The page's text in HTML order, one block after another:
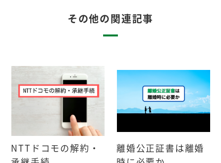
その他の関連記事
NTTドコモの解約・
離婚公正証書は離婚